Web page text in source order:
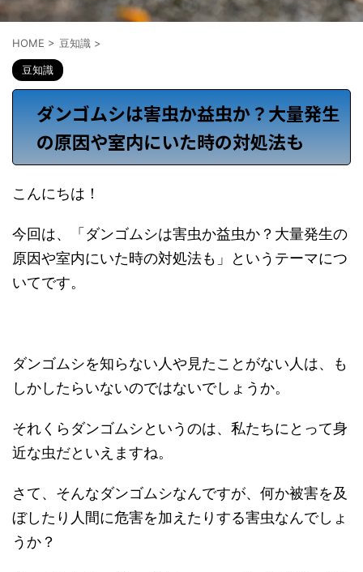
HOME > 豆知識 >
豆知識
ダンゴムシは害虫か益虫か？大量発生
の原因や室内にいた時の対処法も
こんにちは！
今回は、「ダンゴムシは害虫か益虫か？大量発生の
原因や室内にいた時の対処法も」というテーマにつ
いてです。
ダンゴムシを知らない人や見たことがない人は、も
しかしたらいないのではないでしょうか。
それくらダンゴムシというのは、私たちにとって身
近な虫だといえますね。
さて、そんなダンゴムシなんですが、何か被害を及
ぼしたり人間に危害を加えたりする害虫なんでしょ
うか？